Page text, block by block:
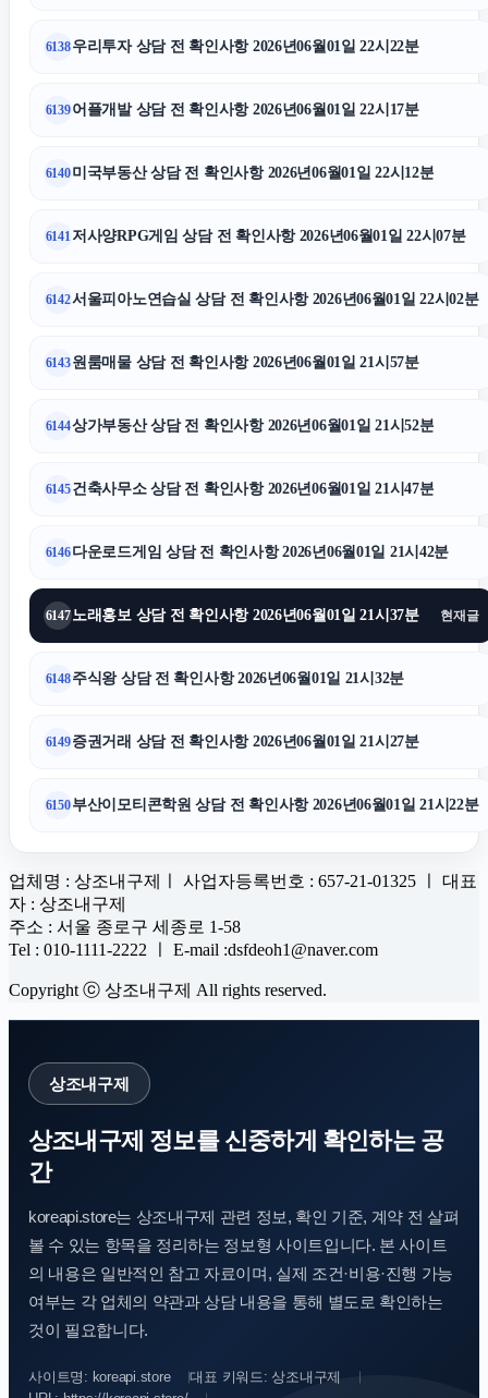
6138우리투자 상담 전 확인사항 2026년06월01일 22시22분
6139어플개발 상담 전 확인사항 2026년06월01일 22시17분
6140미국부동산 상담 전 확인사항 2026년06월01일 22시12분
6141 저사양RPG게임 상담 전 확인사항 2026년06월01일 22시07분
6142서울피아노연습실 상담 전 확인사항 2026년06월01일 22시02분
6143원룸매물 상담 전 확인사항 2026년06월01일 21시57분
6144상가부동산 상담 전 확인사항 2026년06월01일 21시52분
6145건축사무소 상담 전 확인사항 2026년06월01일 21시47분
6146다운로드게임 상담 전 확인사항 2026년06월01일 21시42분
6147노래홍보 상담 전 확인사항 2026년06월01일 21시37분 현재글
6148주식왕 상담 전 확인사항 2026년06월01일 21시32분
6149증권거래 상담 전 확인사항 2026년06월01일 21시27분
6150부산이모티콘학원 상담 전 확인사항 2026년06월01일 21시22분
업체명 : 상조내구제ㅣ 사업자등록번호 : 657-21-01325 ㅣ 대표
자 : 상조내구제
주소 : 서울 종로구 세종로 1-58
Tel : 010-1111-2222 ㅣ E-mail :dsfdeoh1@naver.com
Copyright ⓒ 상조내구제 All rights reserved.
상조내구제
상조내구제 정보를 신중하게 확인하는 공
간
koreapi.store는 상조내구제 관련 정보, 확인 기준, 계약 전 살펴
볼 수 있는 항목을 정리하는 정보형 사이트입니다. 본 사이트
의 내용은 일반적인 참고 자료이며, 실제 조건·비용·진행 가능
여부는 각 업체의 약관과 상담 내용을 통해 별도로 확인하는
것이 필요합니다.
사이트명: koreapi.store
대표 키워드: 상조내구제